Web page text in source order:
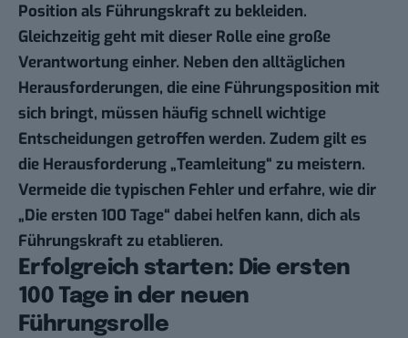
Position als Führungskraft zu bekleiden.
Gleichzeitig geht mit dieser Rolle eine große
Verantwortung einher. Neben den alltäglichen
Herausforderungen, die eine Führungsposition mit
sich bringt, müssen häufig schnell wichtige
Entscheidungen getroffen werden. Zudem gilt es
die Herausforderung „Teamleitung“ zu meistern.
Vermeide die typischen Fehler und erfahre, wie dir
„Die ersten 100 Tage“ dabei helfen kann, dich als
Führungskraft zu etablieren.
Erfolgreich starten: Die ersten
100 Tage in der neuen
Führungsrolle